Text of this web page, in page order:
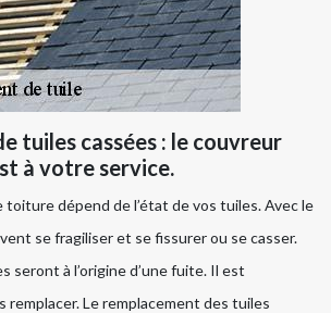
tuiles cassées : le couvreur
à votre service.
toiture dépend de l’état de vos tuiles. Avec le
se fragiliser et se fissurer ou se casser.
seront à l’origine d’une fuite. Il est
remplacer. Le remplacement des tuiles